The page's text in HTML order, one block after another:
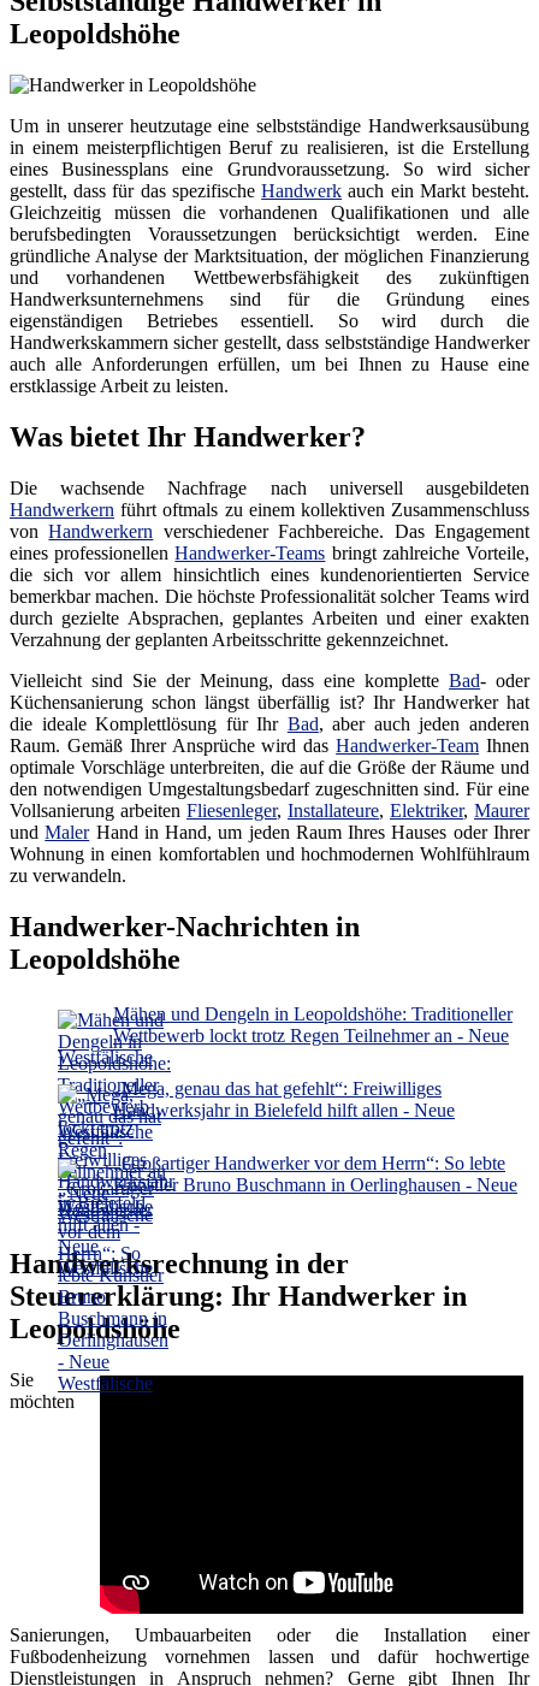
Leopoldshöhe
Um in unserer heutzutage eine selbstständige Handwerksausübung
in einem meisterpflichtigen Beruf zu realisieren, ist die Erstellung
eines Businessplans eine Grundvoraussetzung. So wird sicher
gestellt, dass für das spezifischeHandwerk auch ein Markt besteht.
Gleichzeitig müssen die vorhandenen Qualifikationen und alle
berufsbedingten Voraussetzungen berücksichtigt werden. Eine
gründliche Analyse der Marktsituation, der möglichen Finanzierung
und vorhandenen Wettbewerbsfähigkeit des zukünftigen
Handwerksunternehmens sind für die Gründung eines
eigenständigen Betriebes essentiell. So wird durch die
Handwerkskammern sicher gestellt, dass selbstständige Handwerker
auch alle Anforderungen erfüllen, um bei Ihnen zu Hause eine
erstklassige Arbeit zu leisten.
Was bietet Ihr Handwerker?
Die wachsende Nachfrage nach universell ausgebildeten
Handwerkern führt oftmals zu einem kollektiven Zusammenschluss
vonHandwerkern verschiedener Fachbereiche. Das Engagement
eines professionellenHandwerker-Teams bringt zahlreiche Vorteile,
die sich vor allem hinsichtlich eines kundenorientierten Service
bemerkbar machen. Die höchste Professionalität solcher Teams wird
durch gezielte Absprachen, geplantes Arbeiten und einer exakten
Verzahnung der geplanten Arbeitsschritte gekennzeichnet.
Vielleicht sind Sie der Meinung, dass eine kompletteBad- oder
Küchensanierung schon längst überfällig ist? Ihr Handwerker hat
die ideale Komplettlösung für Ihr Bad, aber auch jeden anderen
Raum. Gemäß Ihrer Ansprüche wird dasHandwerker-Team Ihnen
optimale Vorschläge unterbreiten, die auf die Größe der Räume und
den notwendigen Umgestaltungsbedarf zugeschnitten sind. Für eine
Vollsanierung arbeiten Fliesenleger, Installateure, Elektriker, Maurer
undMalerHand in Hand, um jeden Raum Ihres Hauses oder Ihrer
Wohnung in einen komfortablen und hochmodernen Wohlfühlraum
zu verwandeln.
Handwerker-Nachrichten in
Leopoldshöhe
Mähen und Dengeln in Leopoldshöhe: Traditioneller
Wettbewerb lockt trotz Regen Teilnehmer an - Neue
Westfälische
„Mega, genau das hat gefehlt“: Freiwilliges
Handwerksjahr in Bielefeld hilft allen - Neue
Westfälische
„Großartiger Handwerker vor dem Herrn“: So lebte
Künstler Bruno Buschmann in Oerlinghausen - Neue
Westfälische
Handwerksrechnung in der
Steuererklärung: Ihr Handwerker in
Leopoldshöhe
Sie
möchten
Sanierungen, Umbauarbeiten oder die Installation einer
Fußbodenheizung vornehmen lassen und dafür hochwertige
Dienstleistungen in Anspruch nehmen? Gerne gibt Ihnen Ihr